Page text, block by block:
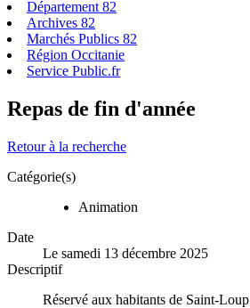
Département 82
Archives 82
Marchés Publics 82
Région Occitanie
Service Public.fr
Repas de fin d'année
Retour à la recherche
Catégorie(s)
Animation
Date
Le samedi 13 décembre 2025
Descriptif
Réservé aux habitants de Saint-